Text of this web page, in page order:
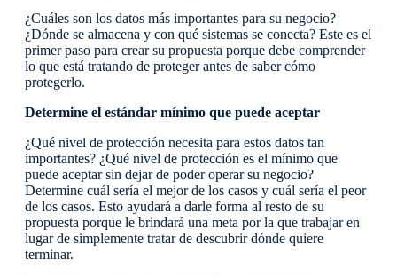
¿Cuáles son los datos más importantes para su negocio?
¿Dónde se almacena y con qué sistemas se conecta? Este es el
primer paso para crear su propuesta porque debe comprender
lo que está tratando de proteger antes de saber cómo
protegerlo.
Determine el estándar mínimo que puede aceptar
¿Qué nivel de protección necesita para estos datos tan
importantes? ¿Qué nivel de protección es el mínimo que
puede aceptar sin dejar de poder operar su negocio?
Determine cuál sería el mejor de los casos y cuál sería el peor
de los casos. Esto ayudará a darle forma al resto de su
propuesta porque le brindará una meta por la que trabajar en
lugar de simplemente tratar de descubrir dónde quiere
terminar.